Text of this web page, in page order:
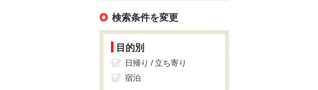
検索条件を変更
目的別
日帰り / 立ち寄り
宿泊